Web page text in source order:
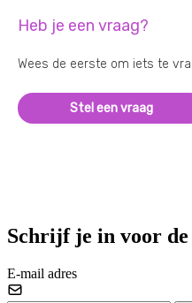
Heb je een vraag?
Wees de eerste om iets te
Stel een vraag
Schrijf je in voor
E-mail adres